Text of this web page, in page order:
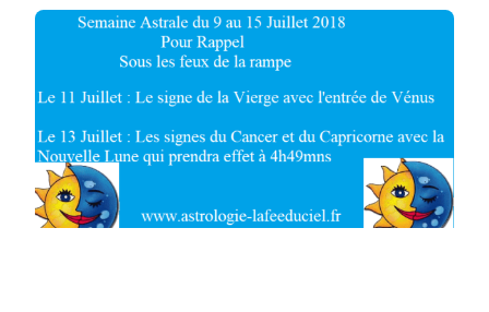
DU
9
AU
JUILLET
:
LES
SERONT